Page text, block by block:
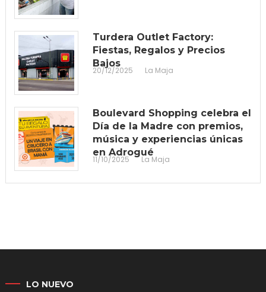
Turdera Outlet Factory:
Fiestas, Regalos y Precios
Bajos
20/12/2025 La Maja
Boulevard Shopping celebra el
Día de la Madre con premios,
música y experiencias únicas
en Adrogué
11/10/2025 La Maja
LO NUEVO